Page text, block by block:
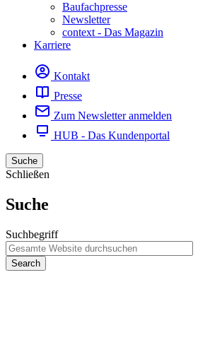
Baufachpresse
Newsletter
context - Das Magazin
Karriere
Kontakt
Presse
Zum Newsletter anmelden
HUB - Das Kundenportal
Suche
Schließen
Suche
Suchbegriff